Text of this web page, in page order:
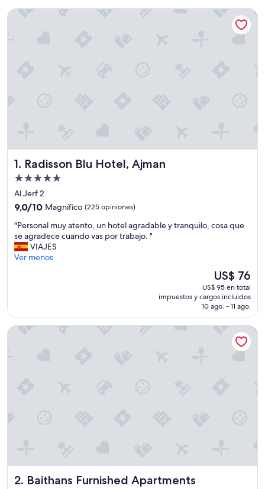
1. Radisson Blu Hotel, Ajman
Radisson Blu Hotel, Ajman
Propiedad
de
5.0
estrellas
Al Jerf 2
9.0
10,
Magnífico,
(225
opiniones)
9,0/10 Magnífico (225 opiniones)
"
P
e
r
m
t
e
"Personal muy atento, un hotel agradable y tranquilo, cosa que
se agradece cuando vas por trabajo. "
VIAJES
Ver menos
El
precio
actual
es
de
US$ 76
US$ 76
US$ 95 en total
impuestos y cargos incluidos
10 ago. - 11 ago.
Radisson Blu Hotel, Ajman
2. Baithans Furnished Apartments
Baithans Furnished Apartments
Baithans Furnished Apartments